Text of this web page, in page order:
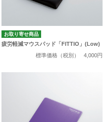
お取り寄せ商品
疲労軽減マウスパッド「FITTIO」(Low)
標準価格（税別）
4,000円